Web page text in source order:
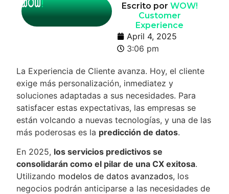
Escrito por WOW!
Customer
Experience
April 4, 2025
3:06 pm
La Experiencia de Cliente avanza. Hoy, el cliente
exige más personalización, inmediatez y
soluciones adaptadas a sus necesidades. Para
satisfacer estas expectativas, las empresas se
están volcando a nuevas tecnologías, y una de las
más poderosas es la predicción de datos.
En 2025, los servicios predictivos se
consolidarán como el pilar de una CX exitosa.
Utilizando modelos de datos avanzados, los
negocios podrán anticiparse a las necesidades de